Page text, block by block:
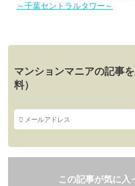
～千葉セントラルタワー～
マンションマニアの記事
料）
この記事が気に入